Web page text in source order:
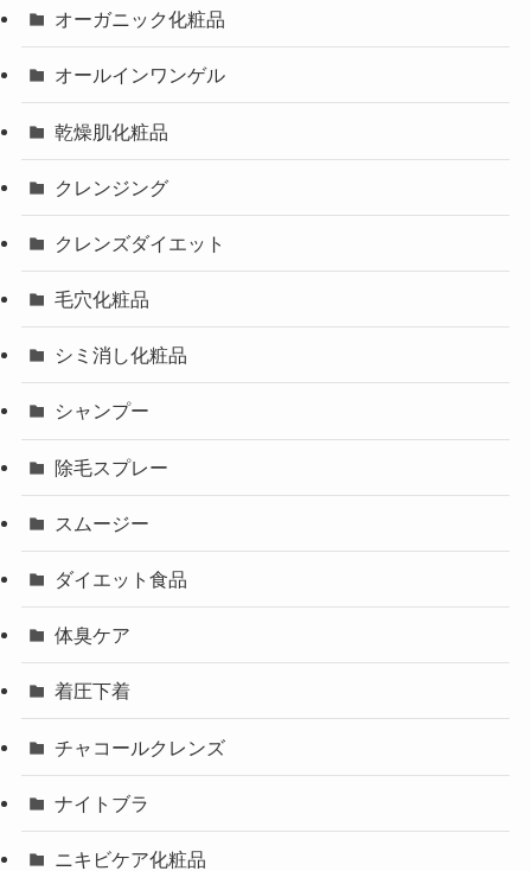
オーガニック化粧品
オールインワンゲル
乾燥肌化粧品
クレンジング
クレンズダイエット
毛穴化粧品
シミ消し化粧品
シャンプー
除毛スプレー
スムージー
ダイエット食品
体臭ケア
着圧下着
チャコールクレンズ
ナイトブラ
ニキビケア化粧品